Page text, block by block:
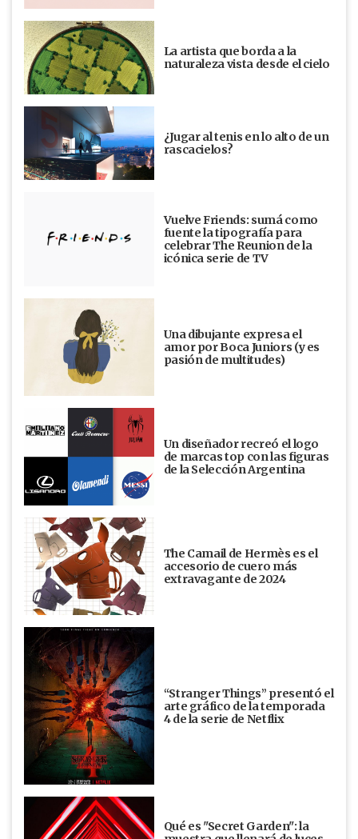
La artista que borda a la
naturaleza vista desde el cielo
¿Jugar al tenis en lo alto de un
rascacielos?
Vuelve Friends: sumá como
fuente la tipografía para
celebrar The Reunion de la
icónica serie de TV
Una dibujante expresa el
amor por Boca Juniors (y es
pasión de multitudes)
Un diseñador recreó el logo
de marcas top con las figuras
de la Selección Argentina
The Camail de Hermès es el
accesorio de cuero más
extravagante de 2024
“Stranger Things” presentó el
arte gráfico de la temporada
4 de la serie de Netflix
Qué es "Secret Garden": la